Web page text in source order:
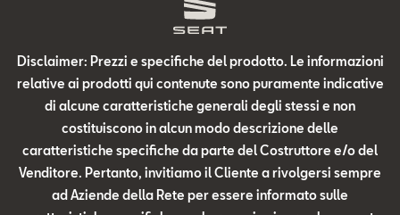
Disclaimer: Prezzi e specifiche del prodotto. Le informazioni
relative ai prodotti qui contenute sono puramente indicative
di alcune caratteristiche generali degli stessi e non
costituiscono in alcun modo descrizione delle
caratteristiche specifiche da parte del Costruttore e/o del
Venditore. Pertanto, invitiamo il Cliente a rivolgersi sempre
ad Aziende della Rete per essere informato sulle